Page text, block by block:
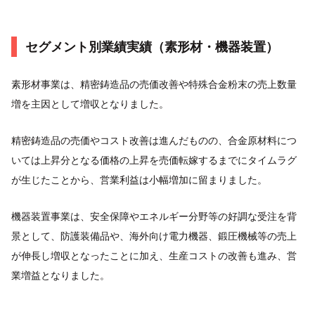
セグメント別業績実績（素形材・機器装置）
素形材事業は、精密鋳造品の売価改善や特殊合金粉末の売上数量
増を主因として増収となりました。
精密鋳造品の売価やコスト改善は進んだものの、合金原材料につ
いては上昇分となる価格の上昇を売価転嫁するまでにタイムラグ
が生じたことから、営業利益は小幅増加に留まりました。
機器装置事業は、安全保障やエネルギー分野等の好調な受注を背
景として、防護装備品や、海外向け電力機器、鍛圧機械等の売上
が伸長し増収となったことに加え、生産コストの改善も進み、営
業増益となりました。